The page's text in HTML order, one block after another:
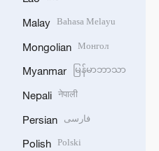
Malay Bahasa Melayu
Mongolian Монгол
Myanmar မြန်မာဘာသာ
Nepali नेपाली
Persian فارسی
Polish Polski